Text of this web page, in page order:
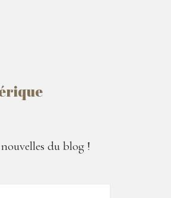
du blog !